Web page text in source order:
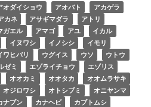
オダイショウ アオバト
アカゲラ
カネ アサギマダラ
アトリ
ガエル アマゴ アユ
イカル
イヌワシ イノシシ
イモリ
ワヒバリ ウグイス ウソ
ウトウ
ゼミ エゾライチョウ
エゾリス
オオカミ オオタカ
オオムラサキ
オジロワシ オトシブミ
オニヤンマ
ナブン カナヘビ
カブトムシ